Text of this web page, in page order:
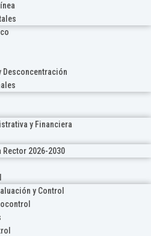
Desconcentración
y Financiera
2026-2030
y Control